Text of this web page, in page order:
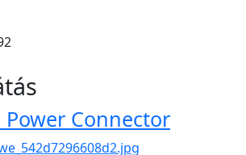
Power Connector